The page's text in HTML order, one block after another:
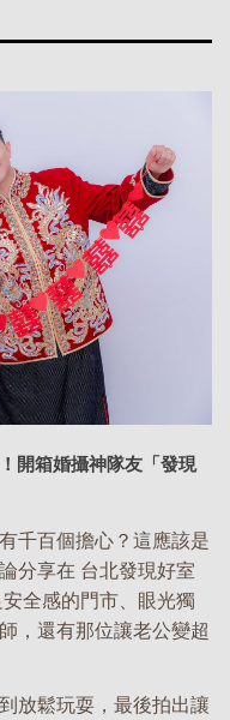
開箱婚攝神隊友「發現
千百個擔心？這應該是
分享在 台北發現好室
全感的門市、眼光獨
，還有那位讓老公變超
放鬆玩耍，最後拍出讓